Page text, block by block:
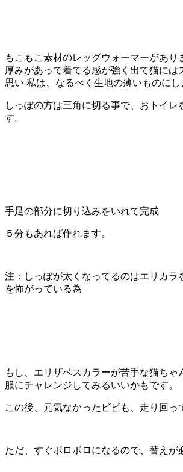
もこもこ素材のレッグウォーマーがあり
厚みがあって着てる感が強く出て猫には
思い 私は、なるべく生地の薄いものにし
しっぽの方は三角に切る事で、おトイレ
す。
手足の部分に切り込みをいれて完成
５分もあれば作れます。
注：しっぽが太くなってるのはエリカラ
を怖がっている為
もし、エリザベスカラーが苦手な猫ちゃ
服にチャレンジしてみるいいかもです。
この後、元気なかったビビも、走り回っ
ただ、すぐボロボロになるので、替えが